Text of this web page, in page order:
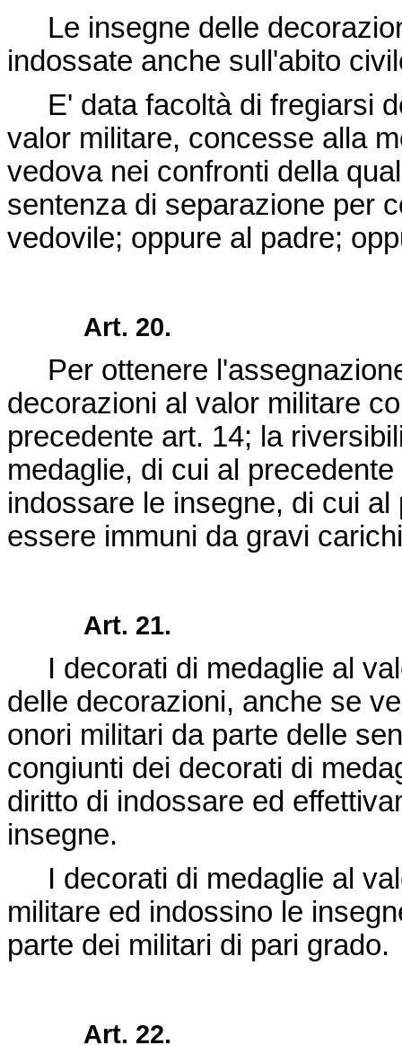
Le insegne delle
indossate anche sull'abito
E' data facoltà di fregiarsi
valor militare, concesse alla
vedova nei confronti della
sentenza di separazione per
vedovile; oppure al padre;
Art. 20.
Per ottenere
decorazioni al valor militare
precedente art. 14; la
medaglie, di cui al
indossare le insegne, di cui
essere immuni da gravi
Art. 21.
I decorati di medaglie al
delle decorazioni, anche se
onori militari da parte delle
congiunti dei decorati di
diritto di indossare ed
insegne.
I decorati di medaglie al
militare ed indossino le
parte dei militari di pari grado.
Art. 22.